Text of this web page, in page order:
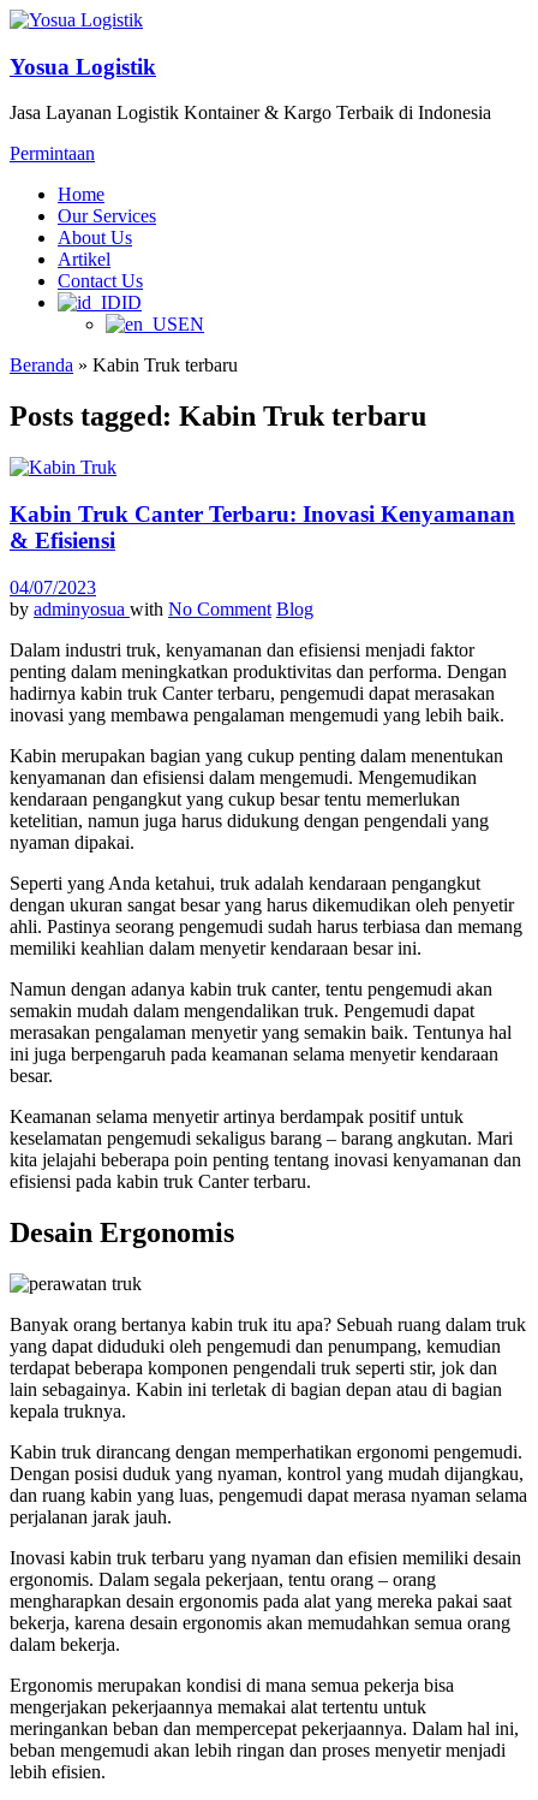
Yosua Logistik
Jasa Layanan Logistik Kontainer & Kargo Terbaik di Indonesia
Permintaan
Home
Our Services
About Us
Artikel
Contact Us
ID
EN
Beranda » Kabin Truk terbaru
Posts tagged: Kabin Truk terbaru
Kabin Truk Canter Terbaru: Inovasi Kenyamanan
& Efisiensi
04/07/2023
by adminyosua with No Comment Blog
Dalam industri truk, kenyamanan dan efisiensi menjadi faktor
penting dalam meningkatkan produktivitas dan performa. Dengan
hadirnya kabin truk Canter terbaru, pengemudi dapat merasakan
inovasi yang membawa pengalaman mengemudi yang lebih baik.
Kabin merupakan bagian yang cukup penting dalam menentukan
kenyamanan dan efisiensi dalam mengemudi. Mengemudikan
kendaraan pengangkut yang cukup besar tentu memerlukan
ketelitian, namun juga harus didukung dengan pengendali yang
nyaman dipakai.
Seperti yang Anda ketahui, truk adalah kendaraan pengangkut
dengan ukuran sangat besar yang harus dikemudikan oleh penyetir
ahli. Pastinya seorang pengemudi sudah harus terbiasa dan memang
memiliki keahlian dalam menyetir kendaraan besar ini.
Namun dengan adanya kabin truk canter, tentu pengemudi akan
semakin mudah dalam mengendalikan truk. Pengemudi dapat
merasakan pengalaman menyetir yang semakin baik. Tentunya hal
ini juga berpengaruh pada keamanan selama menyetir kendaraan
besar.
Keamanan selama menyetir artinya berdampak positif untuk
keselamatan pengemudi sekaligus barang – barang angkutan. Mari
kita jelajahi beberapa poin penting tentang inovasi kenyamanan dan
efisiensi pada kabin truk Canter terbaru.
Desain Ergonomis
Banyak orang bertanya kabin truk itu apa? Sebuah ruang dalam truk
yang dapat diduduki oleh pengemudi dan penumpang, kemudian
terdapat beberapa komponen pengendali truk seperti stir, jok dan
lain sebagainya. Kabin ini terletak di bagian depan atau di bagian
kepala truknya.
Kabin truk dirancang dengan memperhatikan ergonomi pengemudi.
Dengan posisi duduk yang nyaman, kontrol yang mudah dijangkau,
dan ruang kabin yang luas, pengemudi dapat merasa nyaman selama
perjalanan jarak jauh.
Inovasi kabin truk terbaru yang nyaman dan efisien memiliki desain
ergonomis. Dalam segala pekerjaan, tentu orang – orang
mengharapkan desain ergonomis pada alat yang mereka pakai saat
bekerja, karena desain ergonomis akan memudahkan semua orang
dalam bekerja.
Ergonomis merupakan kondisi di mana semua pekerja bisa
mengerjakan pekerjaannya memakai alat tertentu untuk
meringankan beban dan mempercepat pekerjaannya. Dalam hal ini,
beban mengemudi akan lebih ringan dan proses menyetir menjadi
lebih efisien.